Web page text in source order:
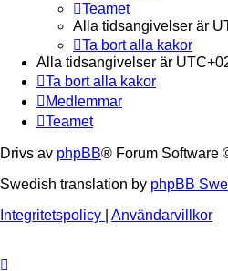
Teamet
Alla tidsangivelser är
Ta bort alla kakor
Alla tidsangivelser är
Ta bort alla kakor
Medlemmar
Teamet
Drivs av phpBB® Forum Software
Swedish translation by phpBB
Integritetspolicy
Användarvillkor